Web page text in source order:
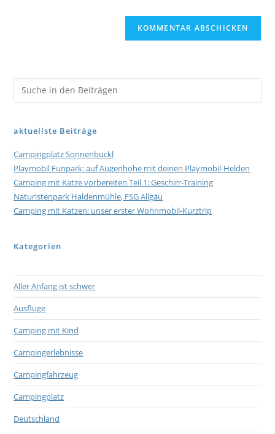
aktuellste Beiträge
Campingplatz Sonnenbuckl
Playmobil Funpark: auf Augenhöhe mit deinen Playmobil-Helden
Camping mit Katze vorbereiten Teil 1: Geschirr-Training
Naturistenpark Haldenmühle, FSG Allgäu
Camping mit Katzen: unser erster Wohnmobil-Kurztrip
Kategorien
Aller Anfang ist schwer
Ausflüge
Camping mit Kind
Campingerlebnisse
Campingfahrzeug
Campingplatz
Deutschland